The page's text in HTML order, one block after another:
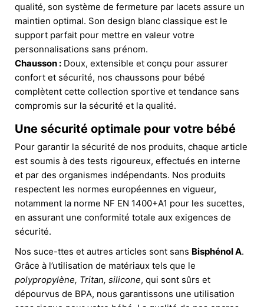
qualité, son système de fermeture par lacets assure un
maintien optimal. Son design blanc classique est le
support parfait pour mettre en valeur votre
personnalisations sans prénom.
Chausson : Doux, extensible et conçu pour assurer
confort et sécurité, nos chaussons pour bébé
complètent cette collection sportive et tendance sans
compromis sur la sécurité et la qualité.
Une sécurité optimale pour votre bébé
Pour garantir la sécurité de nos produits, chaque article
est soumis à des tests rigoureux, effectués en interne
et par des organismes indépendants. Nos produits
respectent les normes européennes en vigueur,
notamment la norme NF EN 1400+A1 pour les sucettes,
en assurant une conformité totale aux exigences de
sécurité.
Nos suce-ttes et autres articles sont sans Bisphénol A.
Grâce à l’utilisation de matériaux tels que le
polypropylène, Tritan, silicone, qui sont sûrs et
dépourvus de BPA, nous garantissons une utilisation